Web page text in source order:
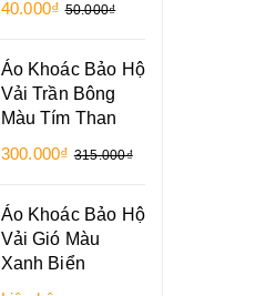
40.000₫ 50.000₫
Áo Khoác Bảo Hộ
Vải Trần Bông
Màu Tím Than
300.000₫ 315.000₫
Áo Khoác Bảo Hộ
Vải Gió Màu
Xanh Biển